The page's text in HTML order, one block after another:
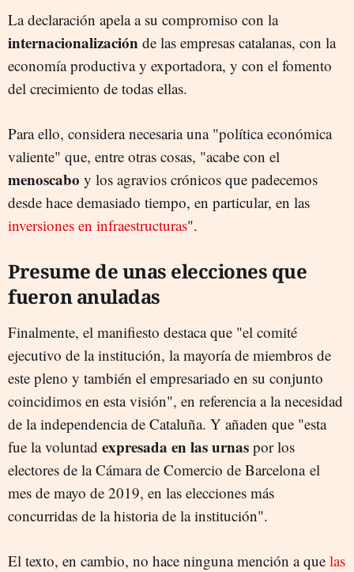
La declaración apela a su compromiso con la
internacionalización de las empresas catalanas, con la
economía productiva y exportadora, y con el fomento
del crecimiento de todas ellas.
Para ello, considera necesaria una "política económica
valiente" que, entre otras cosas, "acabe con el
menoscabo y los agravios crónicos que padecemos
desde hace demasiado tiempo, en particular, en las
inversiones en infraestructuras".
Presume de unas elecciones que
fueron anuladas
Finalmente, el manifiesto destaca que "el comité
ejecutivo de la institución, la mayoría de miembros de
este pleno y también el empresariado en su conjunto
coincidimos en esta visión", en referencia a la necesidad
de la independencia de Cataluña. Y añaden que "esta
fue la voluntad expresada en las urnas por los
electores de la Cámara de Comercio de Barcelona el
mes de mayo de 2019, en las elecciones más
concurridas de la historia de la institución".
El texto, en cambio, no hace ninguna mención a que las